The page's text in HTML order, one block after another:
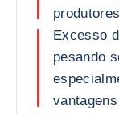
Excesso
pesando